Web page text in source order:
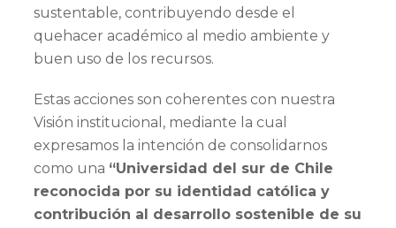
sustentable, contribuyendo desde el
quehacer académico al medio ambiente y
buen uso de los recursos.
Estas acciones son coherentes con nuestra
Visión institucional, mediante la cual
expresamos la intención de consolidarnos
como una “Universidad del sur de Chile
reconocida por su identidad católica y
contribución al desarrollo sostenible de su